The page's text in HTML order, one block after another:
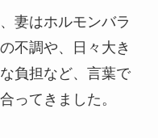
妻はホルモンバラ
不調や、日々大き
負担など、言葉で
ってきました。